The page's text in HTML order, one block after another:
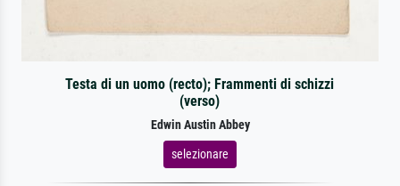
Testa di un uomo (recto); Frammenti di schizzi
(verso)
Edwin Austin Abbey
selezionare